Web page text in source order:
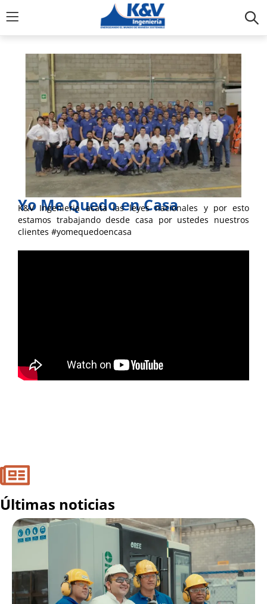
Yo Me Quedo en Casa
K&V Ingenieria acata las leyes nacionales y por esto
estamos trabajando desde casa por ustedes nuestros
clientes #yomequedoencasa
Últimas noticias